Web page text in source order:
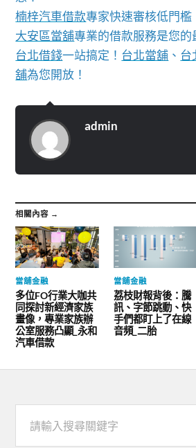
楠梓汽車借款專家快速審核低門檻
大安區當舖專業的借款服務是您的
台北借錢一站搞定！ 台北當舖 、 台
舖為您開放！
admin
相關內容 →
當舖金融
多位FO行業大咖共
同探討新經濟家族
畫像，專業家族辦
公室服務凸顯_永和
汽車借款
當舖金融
荔枝財報背後：騰
訊、字節跳動、快
手們都盯上了在線
音頻_二胎